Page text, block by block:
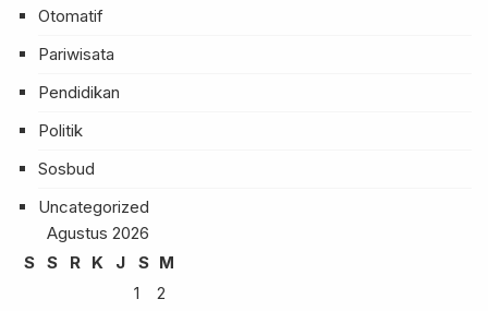
Otomatif
Pariwisata
Pendidikan
Politik
Sosbud
Uncategorized
Agustus 2026
S
S R K J S M
1
2